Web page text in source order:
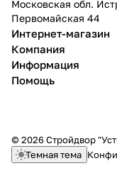
Московская обл.
Первомайская 44
Интернет-магазин
Компания
Информация
Помощь
© 2026 Стройдвор
Темная тема